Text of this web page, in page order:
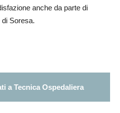
anche da parte di
Soresa.
a Tecnica Ospedaliera